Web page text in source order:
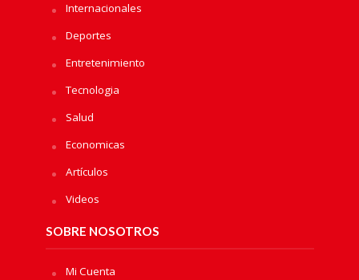
Internacionales
Deportes
Entretenimiento
Tecnologia
Salud
Economicas
Artículos
Videos
SOBRE NOSOTROS
Mi Cuenta